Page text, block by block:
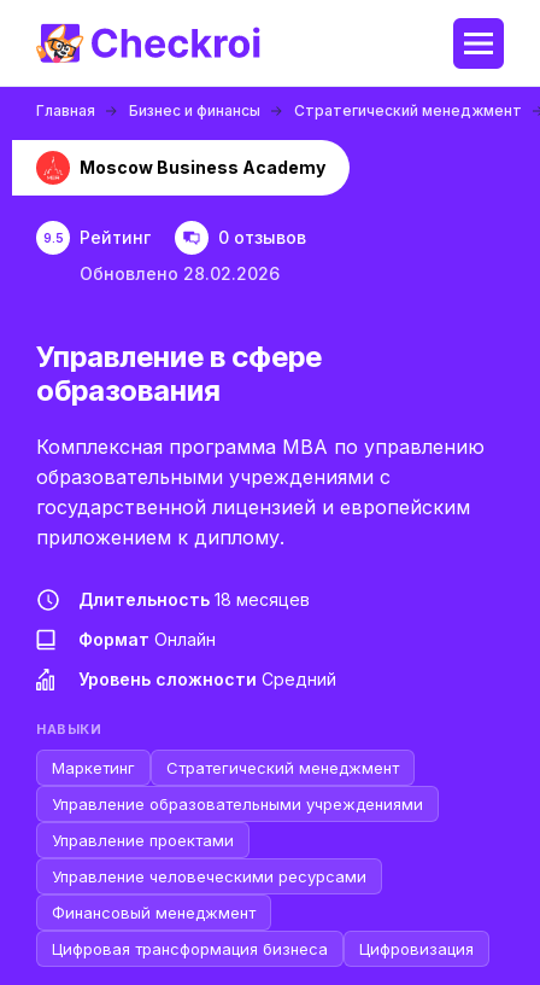
Главная Бизнес и финансы Стратегический менеджмент
Moscow Business Academy
9.5 Рейтинг
0 отзывов
Обновлено 28.02.2026
Управление в сфере
образования
Комплексная программа MBA по управлению
образовательными учреждениями с
государственной лицензией и европейским
приложением к диплому.
Длительность 18 месяцев
Формат Онлайн
Уровень сложности Средний
НАВЫКИ
Маркетинг
Стратегический менеджмент
Управление образовательными учреждениями
Управление проектами
Управление человеческими ресурсами
Финансовый менеджмент
Цифровая трансформация бизнеса
Цифровизация